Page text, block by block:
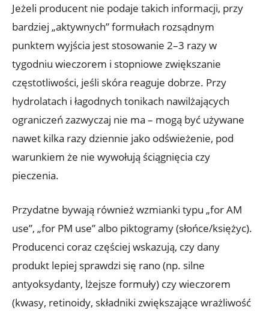
Jeżeli producent nie podaje takich informacji, przy
bardziej „aktywnych” formułach rozsądnym
punktem wyjścia jest stosowanie 2–3 razy w
tygodniu wieczorem i stopniowe zwiększanie
częstotliwości, jeśli skóra reaguje dobrze. Przy
hydrolatach i łagodnych tonikach nawilżających
ograniczeń zazwyczaj nie ma – mogą być używane
nawet kilka razy dziennie jako odświeżenie, pod
warunkiem że nie wywołują ściągnięcia czy
pieczenia.
Przydatne bywają również wzmianki typu „for AM
use”, „for PM use” albo piktogramy (słońce/księżyc).
Producenci coraz częściej wskazują, czy dany
produkt lepiej sprawdzi się rano (np. silne
antyoksydanty, lżejsze formuły) czy wieczorem
(kwasy, retinoidy, składniki zwiększające wrażliwość